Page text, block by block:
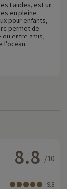
Landes, est un
en pleine
pour enfants,
permet de
ou entre amis,
l'océan.
8.8 /10
9.8